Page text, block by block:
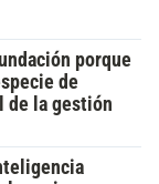
porque
de
de la gestión